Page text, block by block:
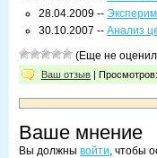
28.04.2009 --
30.10.2007 -- Анализ
(Еще не
Ваш отзыв |
Ваше мнение
Вы должны войти, чтобы